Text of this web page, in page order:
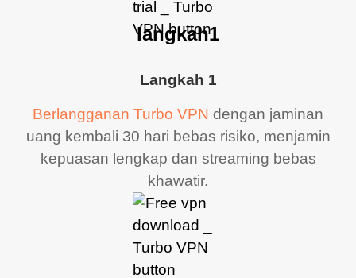
Langkah 1
Berlangganan Turbo VPN dengan jaminan
uang kembali 30 hari bebas risiko, menjamin
kepuasan lengkap dan streaming bebas
khawatir.
langkah1